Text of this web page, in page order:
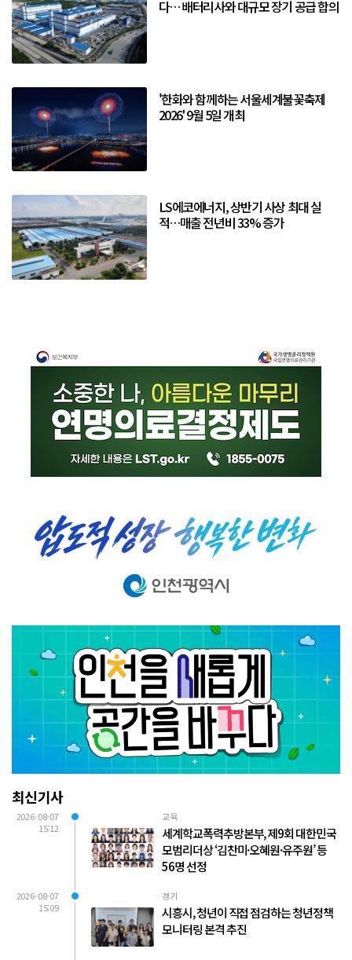
다… 배터리사와 대규모 장기 공급 합의
'한화와 함께하는 서울세계불꽃축제
2026' 9월 5일 개최
LS에코에너지, 상반기 사상 최대 실
적…매출 전년비 33% 증가
최신기사
2026-08-07
15:12
교육
세계학교폭력추방본부, 제9회 대한민국
모범리더상 ‘김찬미·오혜원·유주원’ 등
56명 선정
2026-08-07
15:09
경기
시흥시, 청년이 직접 점검하는 청년정책
모니터링 본격 추진